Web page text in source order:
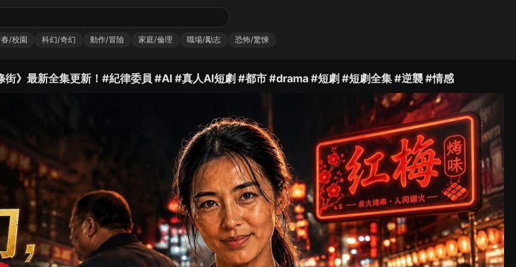
/校園 科幻/奇幻 動作/冒險 家庭/倫理 職場/勵志 恐怖/驚悚
街》最新全集更新！#紀律委員 #AI #真人AI短劇 #都市 #drama #短劇 #短劇全集 #逆襲 #情感